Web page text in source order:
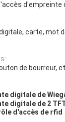
d'empreinte
carte, mot
de bourreur,
digitale de
digitale de 2
d'accès de rfid